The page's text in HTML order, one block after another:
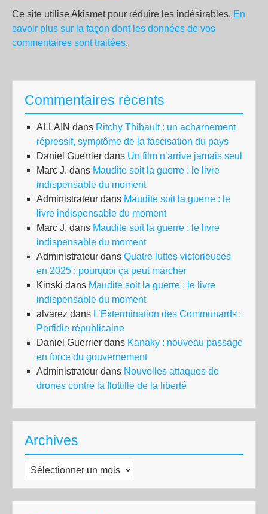
Ce site utilise Akismet pour réduire les indésirables. En
savoir plus sur la façon dont les données de vos
commentaires sont traitées.
Commentaires récents
ALLAIN dans Ritchy Thibault : un acharnement
répressif, symptôme de la fascisation du pays
Daniel Guerrier dans Un film n’arrive jamais seul
Marc J. dans Maudite soit la guerre : le livre
indispensable du moment
Administrateur dans Maudite soit la guerre : le
livre indispensable du moment
Marc J. dans Maudite soit la guerre : le livre
indispensable du moment
Administrateur dans Quatre luttes victorieuses
en 2025 : pourquoi ça peut marcher
Kinski dans Maudite soit la guerre : le livre
indispensable du moment
alvarez dans L’Extermination des Communards :
Perfidie républicaine
Daniel Guerrier dans Kanaky : nouveau passage
en force du gouvernement
Administrateur dans Nouvelles attaques de
drones contre la flottille de la liberté
Archives
Archives